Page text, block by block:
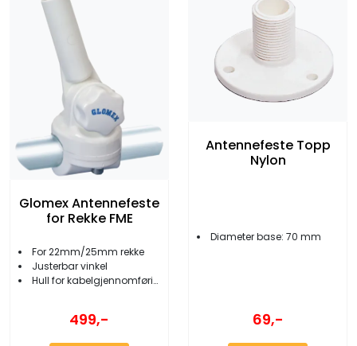
Glomex Antennefeste
for Rekke FME
For 22mm/25mm rekke
Justerbar vinkel
Hull for kabelgjennomføring
499,-
Antennefeste Topp
Nylon
Diameter base: 70 mm
69,-